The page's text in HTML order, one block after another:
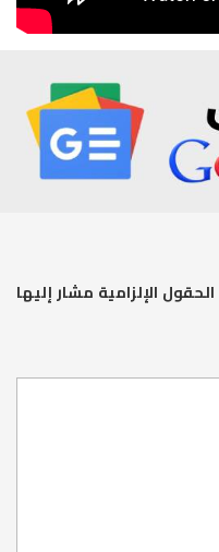
الحقول الإلزامية مشار إليها